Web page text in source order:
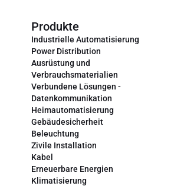
Produkte
Industrielle Automatisierung
Power Distribution
Ausrüstung und
Verbrauchsmaterialien
Verbundene Lösungen -
Datenkommunikation
Heimautomatisierung
Gebäudesicherheit
Beleuchtung
Zivile Installation
Kabel
Erneuerbare Energien
Klimatisierung